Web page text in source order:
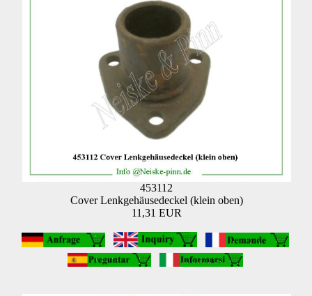
453112
Cover Lenkgehäusedeckel (klein oben)
11,31 EUR